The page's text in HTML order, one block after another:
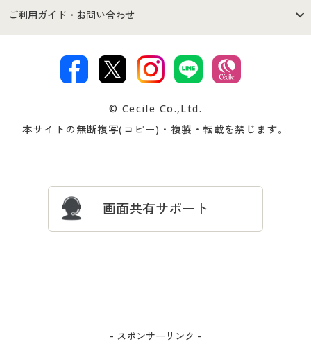
セシールご利用規約
著作権・商標について 会社案内
商品カテゴリ
プレゼント＆キャンペーン サイトマップ
ご利用ガイド・お問い合わせ
交換・返品は お支払は
ついて
忘れの場合
© Cecile Co.,Ltd.
本サイトの無断複写(コピー)・複製・転載を禁じます。
画面共有サポート
- スポンサーリンク -